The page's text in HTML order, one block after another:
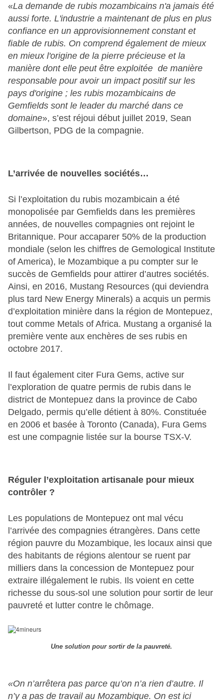
«La demande de rubis mozambicains n'a jamais été
aussi forte. L'industrie a maintenant de plus en plus
confiance en un approvisionnement constant et
fiable de rubis. On comprend également de mieux
en mieux l'origine de la pierre précieuse et la
manière dont elle peut être exploitée de manière
responsable pour avoir un impact positif sur les
pays d'origine ; les rubis mozambicains de
Gemfields sont le leader du marché dans ce
domaine», s’est réjoui début juillet 2019, Sean
Gilbertson, PDG de la compagnie.
L’arrivée de nouvelles sociétés…
Si l’exploitation du rubis mozambicain a été
monopolisée par Gemfields dans les premières
années, de nouvelles compagnies ont rejoint le
Britannique. Pour accaparer 50% de la production
mondiale (selon les chiffres de Gemological Institute
of America), le Mozambique a pu compter sur le
succès de Gemfields pour attirer d’autres sociétés.
Ainsi, en 2016, Mustang Resources (qui deviendra
plus tard New Energy Minerals) a acquis un permis
d’exploitation minière dans la région de Montepuez,
tout comme Metals of Africa. Mustang a organisé la
première vente aux enchères de ses rubis en
octobre 2017.
Il faut également citer Fura Gems, active sur
l’exploration de quatre permis de rubis dans le
district de Montepuez dans la province de Cabo
Delgado, permis qu’elle détient à 80%. Constituée
en 2006 et basée à Toronto (Canada), Fura Gems
est une compagnie listée sur la bourse TSX-V.
Réguler l’exploitation artisanale pour mieux
contrôler ?
Les populations de Montepuez ont mal vécu
l’arrivée des compagnies étrangères. Dans cette
région pauvre du Mozambique, les locaux ainsi que
des habitants de régions alentour se ruent par
milliers dans la concession de Montepuez pour
extraire illégalement le rubis. Ils voient en cette
richesse du sous-sol une solution pour sortir de leur
pauvreté et lutter contre le chômage.
Une solution pour sortir de la pauvreté.
«On n’arrêtera pas parce qu’on n’a rien d’autre. Il
n’y a pas de travail au Mozambique. On est ici